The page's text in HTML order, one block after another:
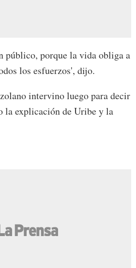
público, porque la vida obliga a
los esfuerzos', dijo.
intervino luego para decir
la explicación de Uribe y la